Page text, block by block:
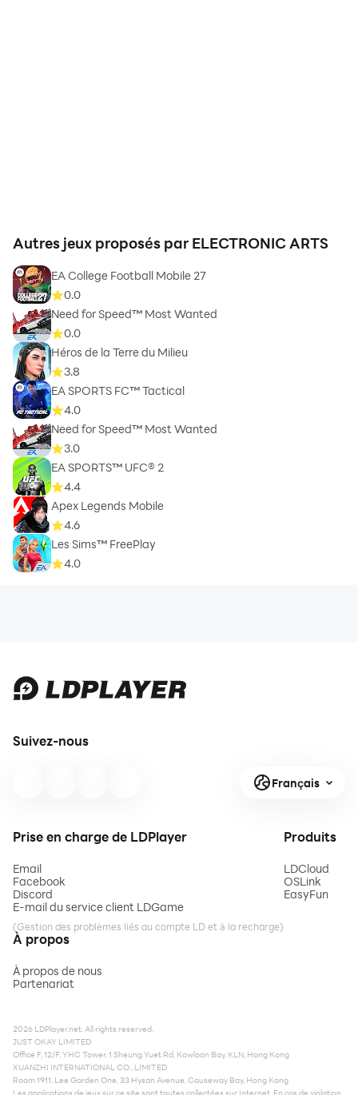
Autres jeux proposés par ELECTRONIC ARTS
EA College Football Mobile 27
0.0
Need for Speed™ Most Wanted
0.0
Héros de la Terre du Milieu
3.8
EA SPORTS FC™ Tactical
4.0
Need for Speed™ Most Wanted
3.0
EA SPORTS™ UFC® 2
4.4
Apex Legends Mobile
4.6
Les Sims™ FreePlay
4.0
Suivez-nous
Français
Prise en charge de LDPlayer
Email
Facebook
Discord
E-mail du service client LDGame
(Gestion des problèmes liés au compte LD et à la recharge)
Produits
LDCloud
OSLink
EasyFun
À propos
À propos de nous
Partenariat
2026 LDPlayer.net. All rights reserved.
JUST OKAY LIMITED
Office F, 12/F, YHC Tower, 1 Sheung Yuet Rd, Kowloon Bay, KLN, Hong Kong
XUANZHI INTERNATIONAL CO., LIMITED
Room 1911, Lee Garden One, 33 Hysan Avenue, Causeway Bay, Hong Kong
Les applications de jeux sur ce site sont toutes collectées sur Internet. En cas de violation,